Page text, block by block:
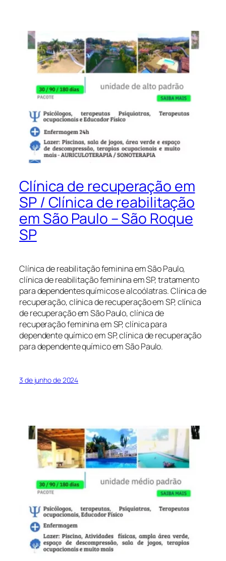
Clínica de recuperação em
SP / Clínica de reabilitação
em São Paulo – São Roque
SP
Clínica de reabilitação feminina em São Paulo,
clínica de reabilitação feminina em SP, tratamento
para dependentes químicos e alcoólatras. Clínica de
recuperação, clínica de recuperação em SP, clínica
de recuperação em São Paulo, clínica de
recuperação feminina em SP, clínica para
dependente químico em SP, clínica de recuperação
para dependente químico em São Paulo.
3 de junho de 2024